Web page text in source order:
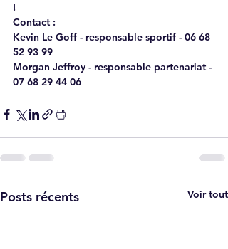
!
Contact :
Kevin Le Goff - responsable sportif - 06 68
52 93 99
Morgan Jeffroy - responsable partenariat -
07 68 29 44 06
Posts récents Voir tout